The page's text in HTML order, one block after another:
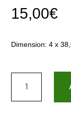
15,00€
Dimension: 4 x
Zina